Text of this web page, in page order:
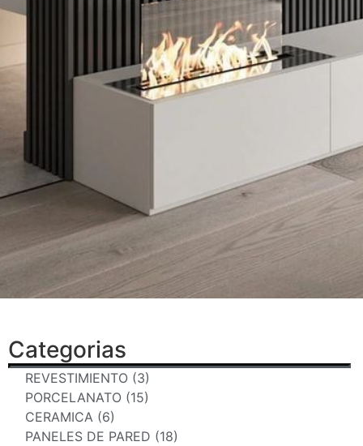
Categorias
REVESTIMIENTO (3)
PORCELANATO (15)
CERAMICA (6)
PANELES DE PARED (18)